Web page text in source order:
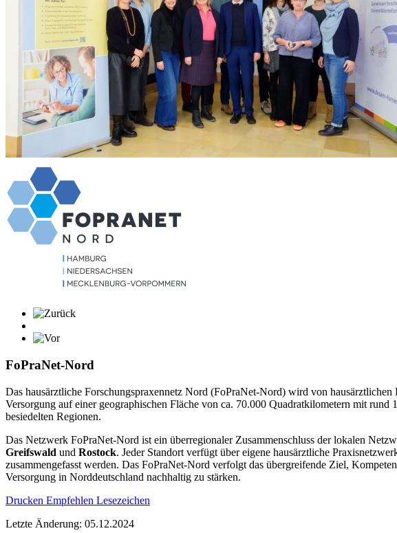
FoPraNet-Nord
Das hausärztliche Forschungspraxennetz Nord (FoPraNet-Nord) wird von
Versorgung auf einer geographischen Fläche von ca. 70.000 Quadratkilometern mit
besiedelten Regionen.
Das Netzwerk FoPraNet-Nord ist ein überregionaler Zusammenschluss der lokalen
Greifswald und Rostock. Jeder Standort verfügt über eigene hausärztliche
zusammengefasst werden. Das FoPraNet-Nord verfolgt das übergreifende Ziel,
Versorgung in Norddeutschland nachhaltig zu stärken.
Drucken Empfehlen Lesezeichen
Letzte Änderung: 05.12.2024